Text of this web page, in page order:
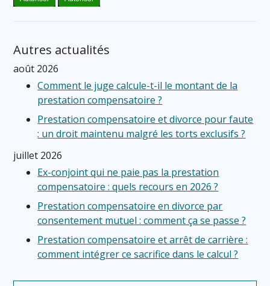
Autres actualités
août 2026
Comment le juge calcule-t-il le montant de la
prestation compensatoire ?
Prestation compensatoire et divorce pour faute
: un droit maintenu malgré les torts exclusifs ?
juillet 2026
Ex-conjoint qui ne paie pas la prestation
compensatoire : quels recours en 2026 ?
Prestation compensatoire en divorce par
consentement mutuel : comment ça se passe ?
Prestation compensatoire et arrêt de carrière :
comment intégrer ce sacrifice dans le calcul ?